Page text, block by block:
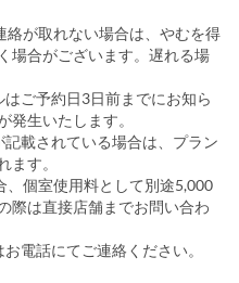
が取れない場合は、やむを得
場合がございます。遅れる場
ご予約日3日前までにお知ら
発生いたします。
載されている場合は、プラン
ます。
、個室使用料として別途5,000
際は直接店舗までお問い合わ
電話にてご連絡ください。